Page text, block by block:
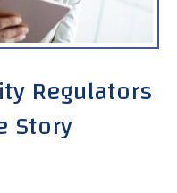
Regulators